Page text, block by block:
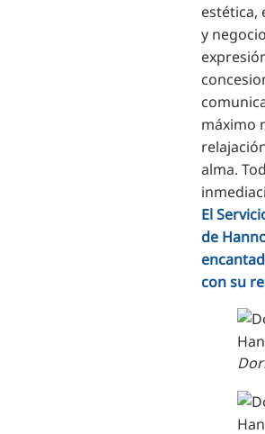
estética,
y
máximo
alma.
El
de
con su